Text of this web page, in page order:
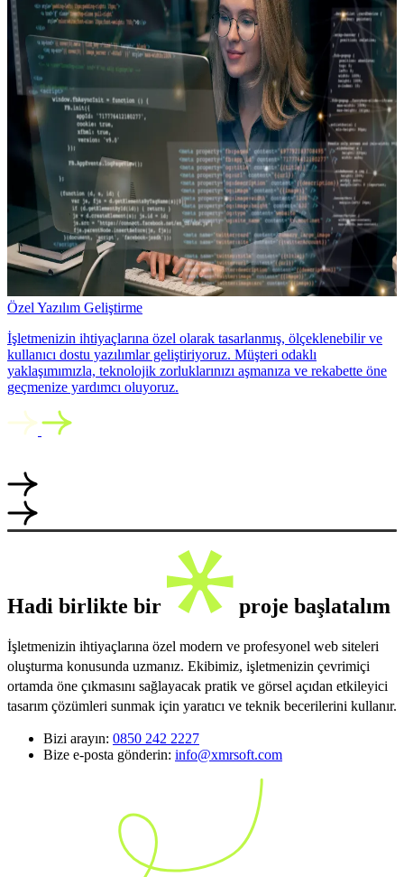
Özel Yazılım Geliştirme
İşletmenizin ihtiyaçlarına özel olarak tasarlanmış, ölçeklenebilir ve
kullanıcı dostu yazılımlar geliştiriyoruz. Müşteri odaklı
yaklaşımımızla, teknolojik zorluklarınızı aşmanıza ve rekabette öne
geçmenize yardımcı oluyoruz.
Hadi birlikte bir proje başlatalım
İşletmenizin ihtiyaçlarına özel modern ve profesyonel web siteleri
oluşturma konusunda uzmanız. Ekibimiz, işletmenizin çevrimiçi
ortamda öne çıkmasını sağlayacak pratik ve görsel açıdan etkileyici
tasarım çözümleri sunmak için yaratıcı ve teknik becerilerini kullanır.
Bizi arayın: 0850 242 2227
Bize e-posta gönderin: info@xmrsoft.com